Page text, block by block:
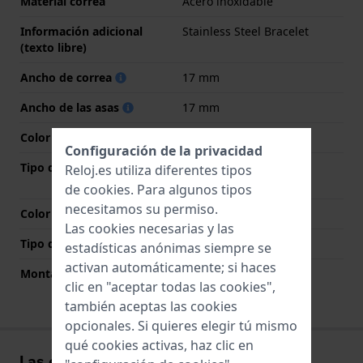
Información adicional
(texto libre)
Stainless Steel Bracelet
Ancho de correa
17 mm
Ancho de las asas
17 mm
Color de correa
Tipo de cierre
Cierre de mariposa con
botones
Color del cierre
Plateado
Tipo de montaje
Pasadores de resorte
Montaje Recto
No
Configuración de la privacidad
Reloj.es utiliza diferentes tipos
de cookies. Para algunos tipos
necesitamos su permiso.
Las cookies necesarias y las
estadísticas anónimas siempre se
activan automáticamente; si haces
clic en "aceptar todas las cookies",
también aceptas las cookies
opcionales. Si quieres elegir tú mismo
qué cookies activas, haz clic en